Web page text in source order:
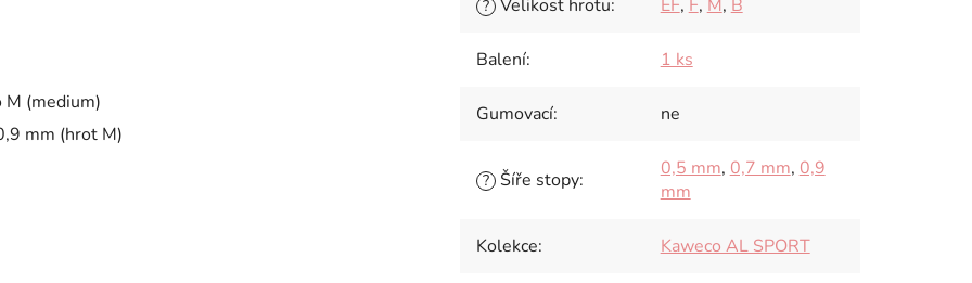
M (medium)
mm (hrot M)
? Velikost hrotu: EF, F, M, B
Balení: 1 ks
Gumovací: ne
? Šíře stopy: 0,5 mm, 0,7 mm, 0,9
mm
Kolekce: Kaweco AL SPORT